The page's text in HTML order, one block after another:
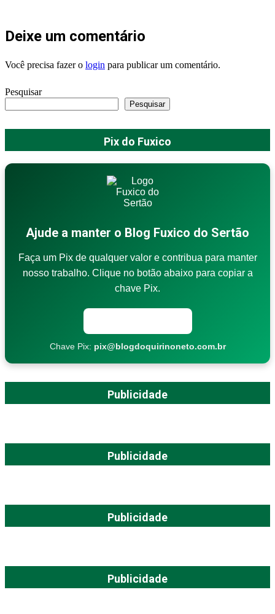
Deixe um comentário
Você precisa fazer o login para publicar um comentário.
Pesquisar
Pesquisar
Pix do Fuxico
Ajude a manter o Blog Fuxico do Sertão
Faça um Pix de qualquer valor e contribua para manter
nosso trabalho. Clique no botão abaixo para copiar a
chave Pix.
Chave Pix: pix@blogdoquirinoneto.com.br
Publicidade
Publicidade
Publicidade
Publicidade